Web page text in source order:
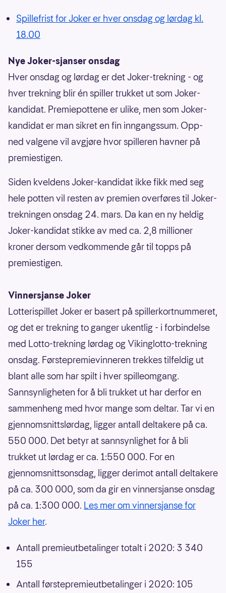
Spillefrist for Joker er hver onsdag og lørdag kl.
18.00
Nye Joker-sjanser onsdag
Hver onsdag og lørdag er det Joker-trekning - og
hver trekning blir én spiller trukket ut som Joker-
kandidat. Premiepottene er ulike, men som Joker-
kandidat er man sikret en fin inngangssum. Opp-
ned valgene vil avgjøre hvor spilleren havner på
premiestigen.
Siden kveldens Joker-kandidat ikke fikk med seg
hele potten vil resten av premien overføres til Joker-
trekningen onsdag 24. mars. Da kan en ny heldig
Joker-kandidat stikke av med ca. 2,8 millioner
kroner dersom vedkommende går til topps på
premiestigen.
Vinnersjanse Joker
Lotterispillet Joker er basert på spillerkortnummeret,
og det er trekning to ganger ukentlig - i forbindelse
med Lotto-trekning lørdag og Vikinglotto-trekning
onsdag. Førstepremievinneren trekkes tilfeldig ut
blant alle som har spilt i hver spilleomgang.
Sannsynligheten for å bli trukket ut har derfor en
sammenheng med hvor mange som deltar. Tar vi en
gjennomsnittslørdag, ligger antall deltakere på ca.
550 000. Det betyr at sannsynlighet for å bli
trukket ut lørdag er ca. 1:550 000. For en
gjennomsnittsonsdag, ligger derimot antall deltakere
på ca. 300 000, som da gir en vinnersjanse onsdag
på ca. 1:300 000. Les mer om vinnersjanse for
Joker her.
Antall premieutbetalinger totalt i 2020: 3 340
155
Antall førstepremieutbetalinger i 2020: 105